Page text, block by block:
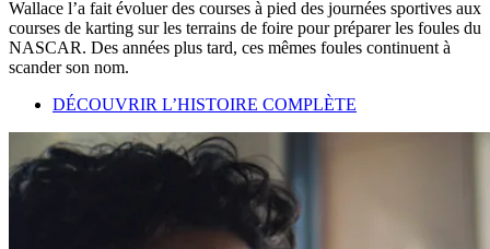
Wallace l’a fait évoluer des courses à pied des journées sportives aux
courses de karting sur les terrains de foire pour préparer les foules du
NASCAR. Des années plus tard, ces mêmes foules continuent à
scander son nom.
DÉCOUVRIR L’HISTOIRE COMPLÈTE